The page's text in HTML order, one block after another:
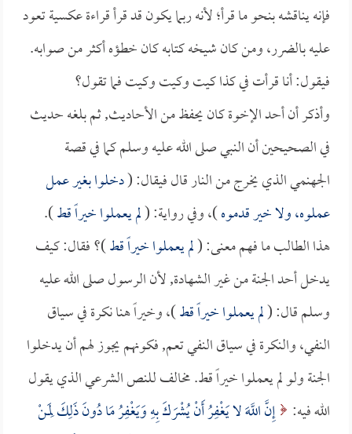
فإنه يناقشه بنحو ما قرأ؛ لأنه ربما يكون قد قرأ قراءة عكسية تعود
عليه بالضرر، ومن كان شيخه كتابه كان خطؤه أكثر من صوابه.
فيقول: أنا قرأت في كذا كيت وكيت وكيت فما تقول؟
وأذكر أن أحد الإخوة كان يحفظ من الأحاديث, ثم بلغه حديث
في الصحيحين أن النبي صلى الله عليه وسلم كما في قصة
الجهنمي الذي يخرج من النار قال فيقال: (دخلوا بغير عمل
عملوه، ولا خير قدموه)، وفي رواية: (لم يعملوا خيراً قط).
هذا الطالب ما فهم معنى: (لم يعملوا خيراً قط)؟ فقال: كيف
يدخل أحد الجنة من غير الشهادة, لأن الرسول صلى الله عليه
وسلم قال: (لم يعملوا خيراً قط)، وخيراً هنا نكرة في سياق
النفي، والنكرة في سياق النفي تعم, فكونهم يجوز لهم أن يدخلوا
الجنة ولو لم يعملوا خيراً قط. مخالف للنص الشرعي الذي يقول
الله فيه: إِنَّ اللَّهَ لا يَغْفِرُ أَنْ يُشْرَكَ بِهِ وَيَغْفِرُ مَا دُونَ ذَلِكَ لِمَنْ